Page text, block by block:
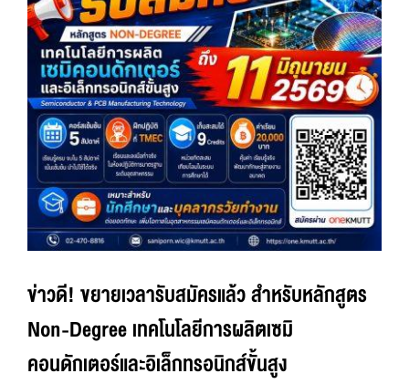
เครือข่ายความร่วมมือ
บริการวิชาการ
ความร่วมมือกับต่างประเทศ
ข่าวและกิจกรรม
ข่าวดี! ขยายเวลารับสมัครแล้ว สำหรับหลักสูตร
Non-Degree เทคโนโลยีการผลิตเซมิ
คอนดักเตอร์และอิเล็กทรอนิกส์ขั้นสูง